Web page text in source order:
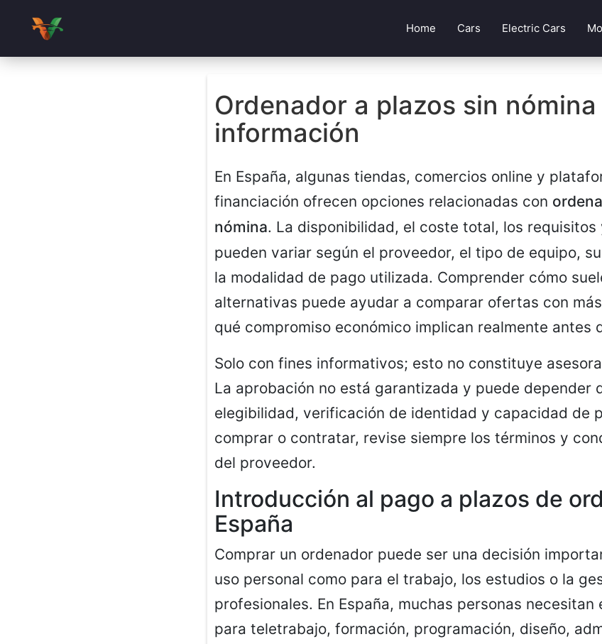
Home Cars Electric Cars
Ordenador a plazos sin nómina
información
En España, algunas tiendas, comercios online y
financiación ofrecen opciones relacionadas con
nómina. La disponibilidad, el coste total, los requisitos
pueden variar según el proveedor, el tipo de equipo,
la modalidad de pago utilizada. Comprender cómo
alternativas puede ayudar a comparar ofertas con
qué compromiso económico implican realmente antes
Solo con fines informativos; esto no constituye
La aprobación no está garantizada y puede depender
elegibilidad, verificación de identidad y capacidad de
comprar o contratar, revise siempre los términos y
del proveedor.
Introducción al pago a plazos de
España
Comprar un ordenador puede ser una decisión
uso personal como para el trabajo, los estudios o la
profesionales. En España, muchas personas
para teletrabajo, formación, programación, diseño,